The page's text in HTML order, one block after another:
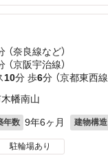
（奈良線など）
（京阪宇治線）
10分 歩6分 （京都東西線
幡南山
年数 9年6ヶ月 建物構造
駐輪場あり